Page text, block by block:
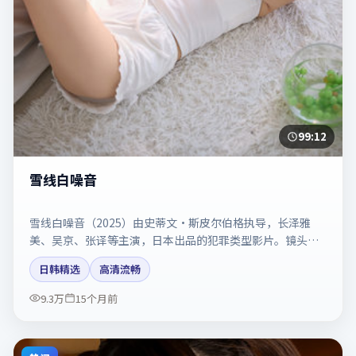
99:12
雪线白噪音
雪线白噪音（2025）由史蒂文·斯皮尔伯格执导，长泽雅
美、吴京、张译等主演，日本出品的犯罪类型影片。镜头克
制却充满张力，人物弧光完整。剧情简介与主创信息可供检
索参考，上映日期以片方资料为准。
日韩精选
高清流畅
9.3万
15个月前